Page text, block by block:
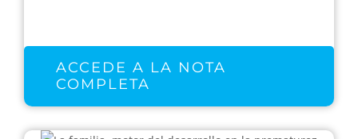
ACCEDE A LA NOTA
COMPLETA